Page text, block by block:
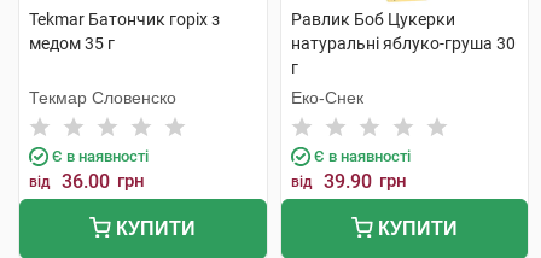
Tekmar Батончик горіх з
медом 35 г
Текмар Словенско
Є в наявності
від 36.00 грн
КУПИТИ
Равлик Боб Цукерки
натуральні яблуко-груша 30
г
Еко-Снек
Є в наявності
від 39.90 грн
КУПИТИ